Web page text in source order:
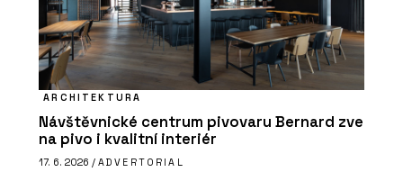
ARCHITEKTURA
Návštěvnické centrum pivovaru Bernard zve
na pivo i kvalitní interiér
17. 6. 2026 / ADVERTORIAL